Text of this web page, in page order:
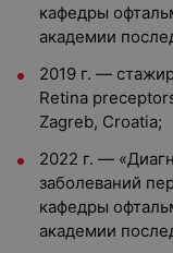
кафедры
академии
2019 г. —
Retina
Zagreb, Croatia;
2022 г. —
заболеваний
кафедры
академии